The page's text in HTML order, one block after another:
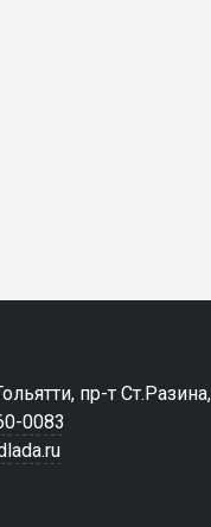
пр-т
0083